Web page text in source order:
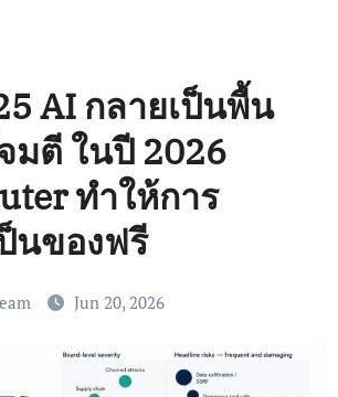
AI กลายเป็นพื้น
มตี ในปี 2026
ทำให้การ
นของฟรี
Jun 20, 2026